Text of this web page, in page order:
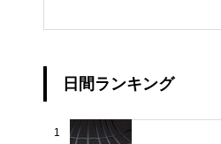
日間ランキング
1